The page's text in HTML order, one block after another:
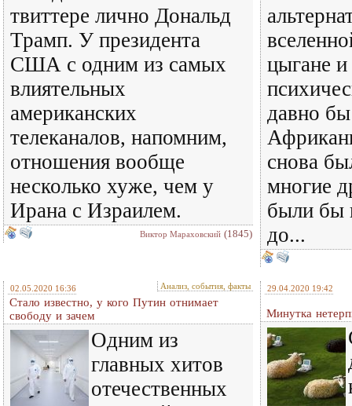
твиттере лично Дональд
Трамп. У президента
США с одним из самых
влиятельных
американских
телеканалов, напомним,
отношения вообще
несколько хуже, чем у
Ирана с Израилем.
Виктор Мараховский (1845)
цыгане
давно
снова
многие
были бы
до...
02.05.2020 16:36 Анализ, события, факты
Стало известно, у кого Путин отнимает
свободу и зачем
Одним из
главных хитов
отечественных
29.04.2020 19:42
Минутка